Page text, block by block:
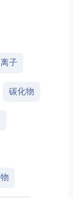
子
碳化物